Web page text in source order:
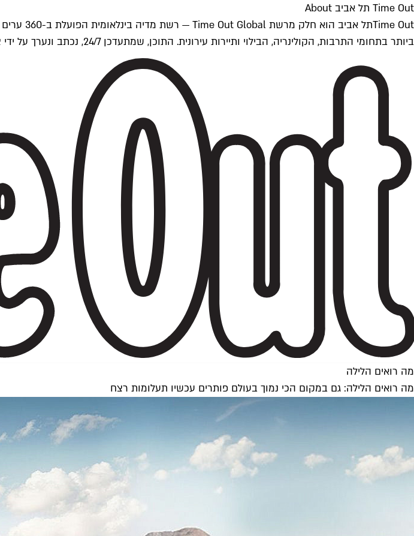
Time Out תל אביב About
ביותר בתחומי התרבות, הקולינריה, הבילוי ותיירות עירונית. התוכן, שמתעדכן 24/7, נכתב ונערך על ידי צוות עיתונאים מקצועי מקומי בישראל, בהתאם לסטנדרטים של Time Out העולמית.
מה רואים הלילה
מה רואים הלילה: גם במקום הכי נמוך בעולם פותרים עכשיו תעלומות רצח